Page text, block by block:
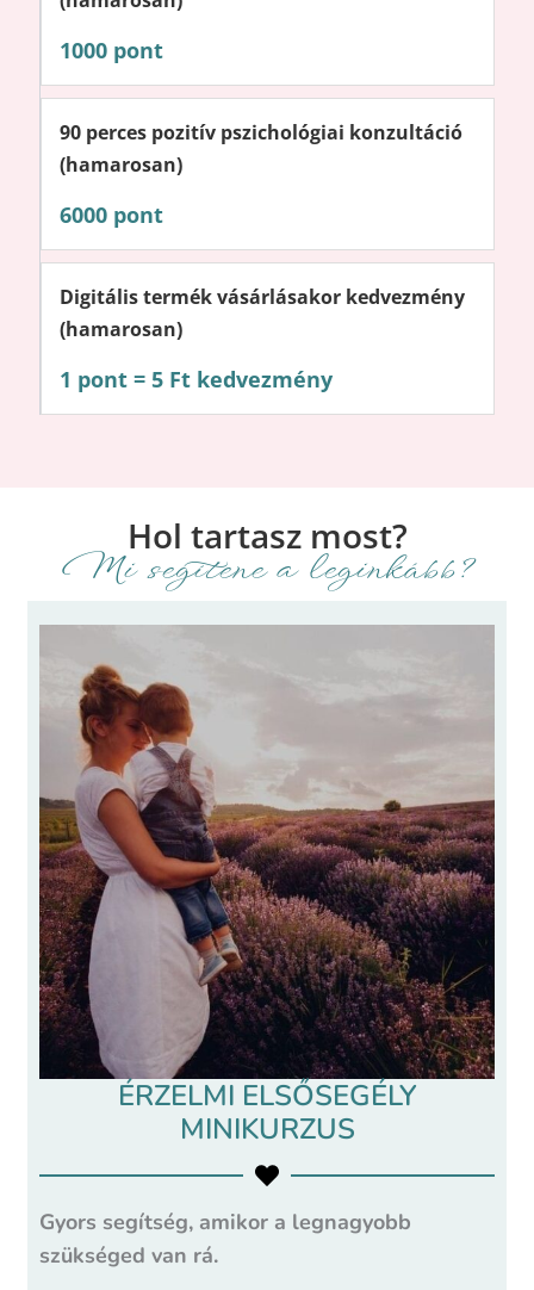
1000 pont
90 perces pozitív pszichológiai konzultáció
(hamarosan)
6000 pont
Digitális termék vásárlásakor kedvezmény
(hamarosan)
1 pont = 5 Ft kedvezmény
Hol tartasz most?
Mi segítene a leginkább?
ÉRZELMI ELSŐSEGÉLY
MINIKURZUS
Gyors segítség, amikor a legnagyobb
szükséged van rá.